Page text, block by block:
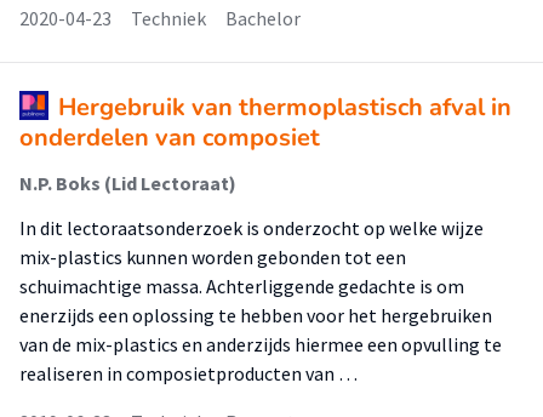
2020-04-23 Techniek Bachelor
Hergebruik van thermoplastisch afval in
onderdelen van composiet
N.P. Boks (Lid Lectoraat)
In dit lectoraatsonderzoek is onderzocht op welke wijze
mix-plastics kunnen worden gebonden tot een
schuimachtige massa. Achterliggende gedachte is om
enerzijds een oplossing te hebben voor het hergebruiken
van de mix-plastics en anderzijds hiermee een opvulling te
realiseren in composietproducten van …